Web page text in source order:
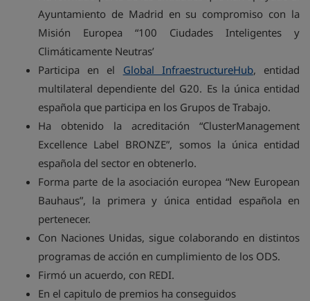
Ayuntamiento de Madrid en su compromiso con la
Misión Europea “100 Ciudades Inteligentes y
Climáticamente Neutras’
Participa en el Global InfraestructureHub, entidad
multilateral dependiente del G20. Es la única entidad
española que participa en los Grupos de Trabajo.
Ha obtenido la acreditación “ClusterManagement
Excellence Label BRONZE”, somos la única entidad
española del sector en obtenerlo.
Forma parte de la asociación europea “New European
Bauhaus”, la primera y única entidad española en
pertenecer.
Con Naciones Unidas, sigue colaborando en distintos
programas de acción en cumplimiento de los ODS.
Firmó un acuerdo, con REDI.
En el capitulo de premios ha conseguidos